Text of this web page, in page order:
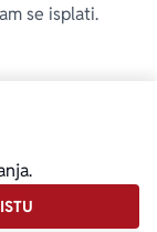
se isplati.